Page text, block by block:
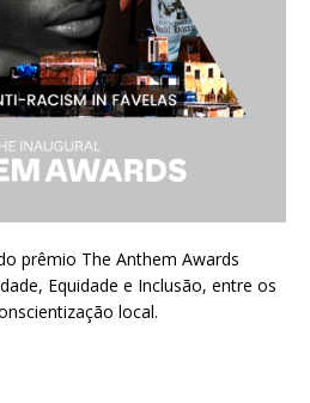
prêmio The Anthem Awards
Equidade e Inclusão, entre os
local.